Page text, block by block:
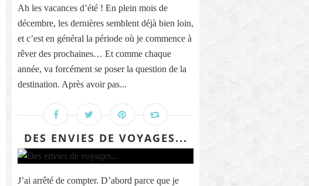
Ah les vacances d’été ! En plein mois de
décembre, les dernières semblent déjà bien loin,
et c’est en général la période où je commence à
rêver des prochaines… Et comme chaque
année, va forcément se poser la question de la
destination. Après avoir pas...
DES ENVIES DE VOYAGES...
J’ai arrêté de compter. D’abord parce que je